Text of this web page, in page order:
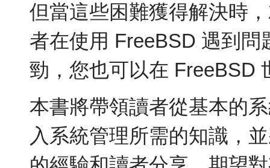
但當這些困難獲得解決時
者在使用 FreeBSD 遇到
勁，您也可以在 FreeBSD
本書將帶領讀者從基本的
入系統管理所需的知識，